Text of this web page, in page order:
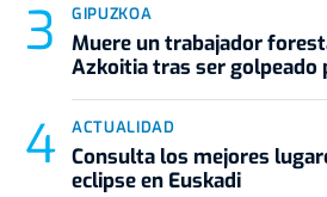
GIPUZKOA
Muere un trabajador
Azkoitia tras ser golpeado
ACTUALIDAD
Consulta los mejores
eclipse en Euskadi